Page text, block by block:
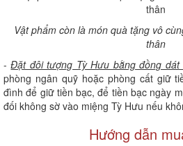
Vật phẩm còn là món quà tặng vô
thân
-Đặt đôi tượng Tỳ Hưu bằng đồng dát
phòng ngân quỹ hoặc phòng cất giữ
đình để giữ tiền bạc, để tiền bạc ngày
đối không sờ vào miệng Tỳ Hưu nếu
Hướng dẫn